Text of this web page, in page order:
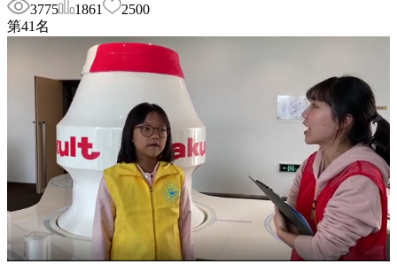
3775
1861
2500
第41名